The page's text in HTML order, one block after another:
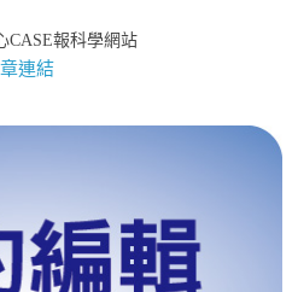
CASE報科學網站
連結